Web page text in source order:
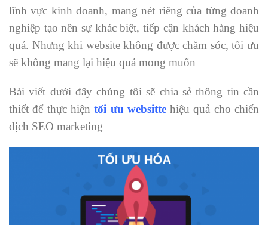
lĩnh vực kinh doanh, mang nét riêng của từng doanh
nghiệp tạo nên sự khác biệt, tiếp cận khách hàng hiệu
quả. Nhưng khi website không được chăm sóc, tối ưu
sẽ không mang lại hiệu quả mong muốn
Bài viết dưới đây chúng tôi sẽ chia sẻ thông tin cần
thiết để thực hiệntối ưu websittehiệu quả cho chiến
dịch SEO marketing